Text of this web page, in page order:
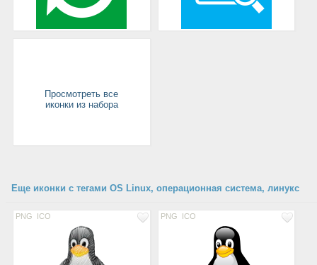
Просмотреть все
иконки из набора
Еще иконки с тегами OS Linux, операционная система, линукс
PNG ICO PNG ICO